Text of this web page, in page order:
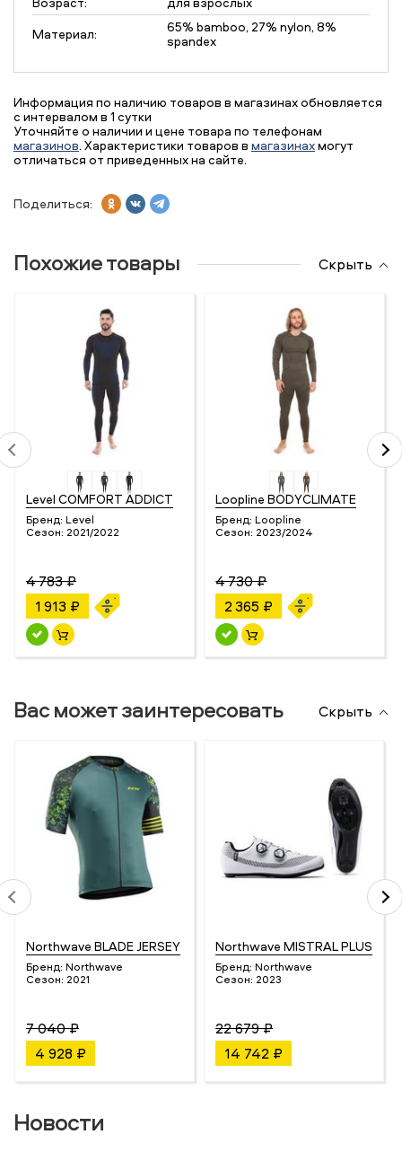
Материал:
65% bamboo, 27% nylon, 8%
spandex
Информация по наличию товаров в магазинах обновляется
с интервалом в 1 сутки
Уточняйте о наличии и цене товара по телефонам
магазинов. Характеристики товаров в магазинахмогут
отличаться от приведенных на сайте.
Поделиться:
Похожие товары Скрыть
Level COMFORT ADDICT
Бренд: Level
Сезон: 2021/2022
4 783 ₽
1 913 ₽
Loopline BODYCLIMATE
Бренд: Loopline
Сезон: 2023/2024
4 730 ₽
2 365 ₽
Вас может заинтересовать Скрыть
Northwave BLADE JERSEY
Бренд: Northwave
Сезон: 2021
7 040 ₽
4 928 ₽
Northwave MISTRAL PLUS
Бренд: Northwave
Сезон: 2023
22 679 ₽
14 742 ₽
Новости